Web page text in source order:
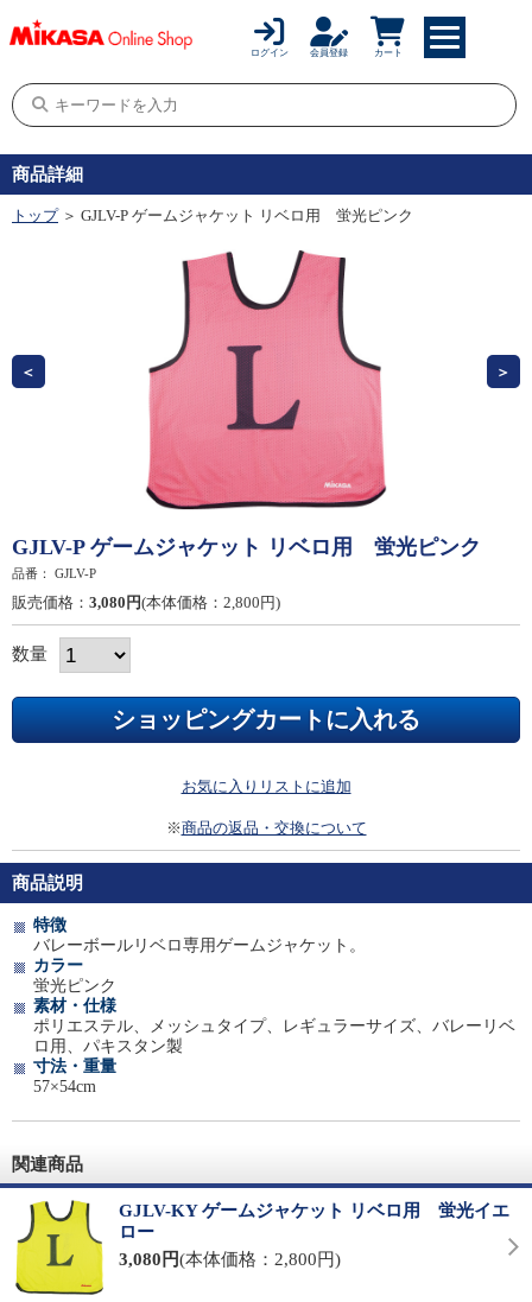
ログイン 会員登録 カート
商品詳細
トップ＞ GJLV-P ゲームジャケット リベロ用 蛍光ピンク
GJLV-P ゲームジャケット リベロ用 蛍光ピンク
品番： GJLV-P
販売価格： 3,080円(本体価格：2,800円)
数量
お気に入りリストに追加
※商品の返品・交換について
商品説明
特徴
バレーボールリベロ専用ゲームジャケット。
カラー
蛍光ピンク
素材・仕様
ポリエステル、メッシュタイプ、レギュラーサイズ、バレーリベ
ロ用、パキスタン製
寸法・重量
57×54cm
関連商品
GJLV-KY ゲームジャケット リベロ用 蛍光イエ
ロー
3,080円(本体価格：2,800円)